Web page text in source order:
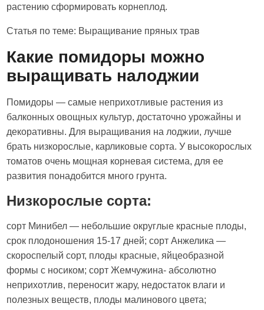
растению сформировать корнеплод.
Статья по теме: Выращивание пряных трав
Какие помидоры можно
выращивать налоджии
Помидоры — самые неприхотливые растения из
балконных овощных культур, достаточно урожайны и
декоративны. Для выращивания на лоджии, лучше
брать низкорослые, карликовые сорта. У высокорослых
томатов очень мощная корневая система, для ее
развития понадобится много грунта.
Низкорослые сорта:
сорт Минибел — небольшие округлые красные плоды,
срок плодоношения 15-17 дней; сорт Анжелика —
скороспелый сорт, плоды красные, яйцеобразной
формы с носиком; сорт Жемчужина- абсолютно
неприхотлив, переносит жару, недостаток влаги и
полезных веществ, плоды малинового цвета;